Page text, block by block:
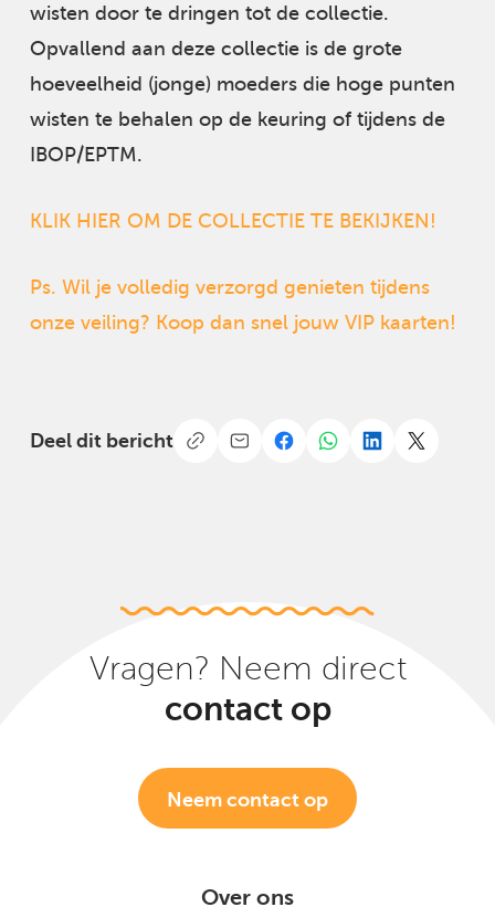
wisten door te dringen tot de collectie.
Opvallend aan deze collectie is de grote
hoeveelheid (jonge) moeders die hoge punten
wisten te behalen op de keuring of tijdens de
IBOP/EPTM.
KLIK HIER OM DE COLLECTIE TE BEKIJKEN!
Ps. Wil je volledig verzorgd genieten tijdens
onze veiling? Koop dan snel jouw VIP kaarten!
Deel dit bericht
Vragen? Neem direct
contact op
Neem contact op
Over ons